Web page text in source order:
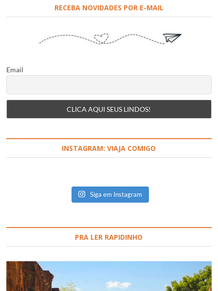
RECEBA NOVIDADES POR E-MAIL
Email
INSTAGRAM: VIAJA COMIGO
Siga em Instagram
PRA LER RAPIDINHO